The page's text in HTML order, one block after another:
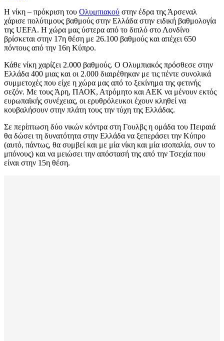
Η νίκη – πρόκριση του Ολυμπιακού στην έδρα της Άρσεναλ
χάρισε πολύτιμους βαθμούς στην Ελλάδα στην ειδική βαθμολογία
της UEFA. Η χώρα μας ύστερα από το διπλό στο Λονδίνο
βρίσκεται στην 17η θέση με 26.100 βαθμούς και απέχει 650
πόντους από την 16η Κύπρο.
Κάθε νίκη χαρίζει 2.000 βαθμούς. Ο Ολυμπιακός πρόσθεσε στην
Ελλάδα 400 μιας και οι 2.000 διαιρέθηκαν με τις πέντε συνολικά
συμμετοχές που είχε η χώρα μας από το ξεκίνημα της φετινής
σεζόν. Με τους Άρη, ΠΑΟΚ, Ατρόμητο και ΑΕΚ να μένουν εκτός
ευρωπαϊκής συνέχειας, οι ερυθρόλευκοι έχουν κληθεί να
κουβαλήσουν στην πλάτη τους την τύχη της Ελλάδας.
Σε περίπτωση δύο νικών κόντρα στη Γουλβς η ομάδα του Πειραιά
θα δώσει τη δυνατότητα στην Ελλάδα να ξεπεράσει την Κύπρο
(αυτό, πάντως, θα συμβεί και με μία νίκη και μία ισοπαλία, συν το
μπόνους) και να μειώσει την απόστασή της από την Τσεχία που
είναι στην 15η θέση.